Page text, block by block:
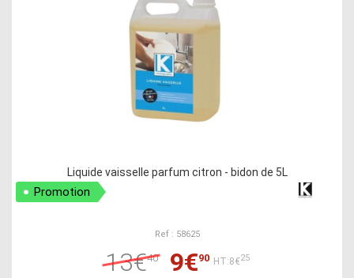
Liquide vaisselle parfum citron - bidon de 5L
Promotion
Ref : 58625
13€40 9€90 HT:8€25